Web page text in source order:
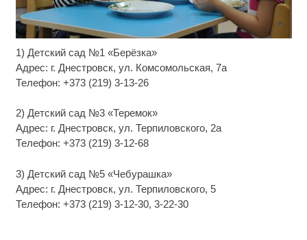
1) Детский сад №1 «Берёзка»
Адрес: г. Днестровск, ул. Комсомольская, 7а
Телефон: +373 (219) 3-13-26
2) Детский сад №3 «Теремок»
Адрес: г. Днестровск, ул. Терпиловского, 2а
Телефон: +373 (219) 3-12-68
3) Детский сад №5 «Чебурашка»
Адрес: г. Днестровск, ул. Терпиловского, 5
Телефон: +373 (219) 3-12-30, 3-22-30
Этот танец невесты оставит вас без слов!
Пересмотрела 10 раз
Обнаружена тайная семья пропавшего
Усольцева: вторая жена и дочь